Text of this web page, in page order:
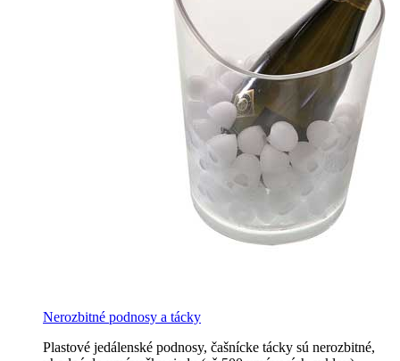
Nerozbitné podnosy a tácky
Plastové jedálenské podnosy, čašnícke tácky sú nerozbitné,